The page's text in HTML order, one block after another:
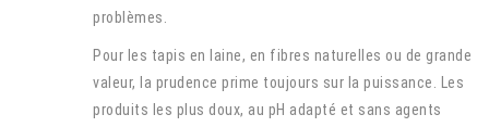
problèmes.
Pour les tapis en laine, en fibres naturelles ou de grande
valeur, la prudence prime toujours sur la puissance. Les
produits les plus doux, au pH adapté et sans agents